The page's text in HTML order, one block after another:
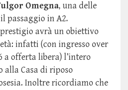
Omegna, una delle
passaggio in A2.
avrà un obiettivo
infatti (con ingresso over
a offerta libera) l’intero
alla Casa di riposo
Inoltre ricordiamo che